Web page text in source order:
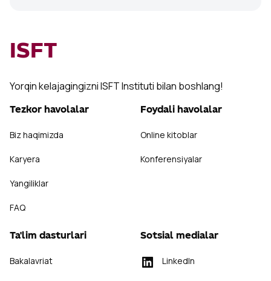
ISFT
Yorqin kelajagingizni ISFT Instituti bilan boshlang!
Tezkor havolalar
Biz haqimizda
Karyera
Yangiliklar
FAQ
Foydali havolalar
Online kitoblar
Konferensiyalar
Ta'lim dasturlari
Bakalavriat
Sotsial medialar
LinkedIn